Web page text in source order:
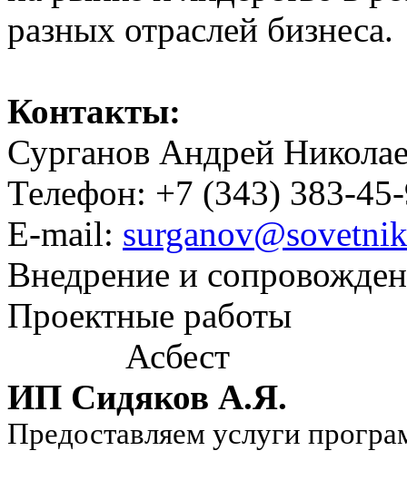
разных отраслей бизнеса.
Контакты:
Сурганов Андрей
Телефон: +7 (343) 383-
E-mail:
Внедрение и
Проектные работы
Асбест
ИП Сидяков А.Я.
Предоставляем услуги